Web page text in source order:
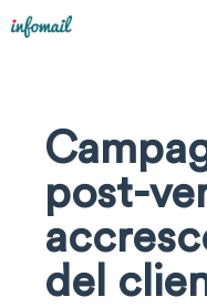
post-
del